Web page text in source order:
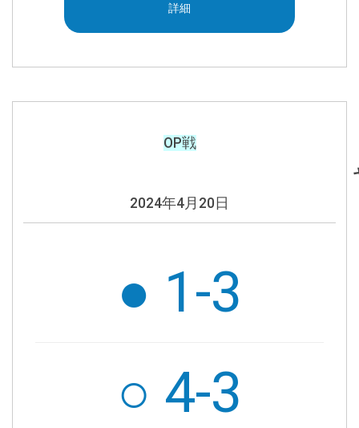
詳細
OP戦
2024年4月20日
● 1-3
○ 4-3